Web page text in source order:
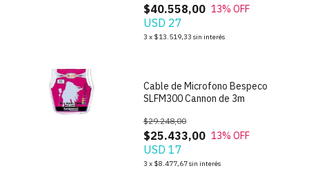
$40.558,00 13% OFF
USD 27
3 x $13.519,33 sin interés
Cable de Microfono Bespeco
SLFM300 Cannon de 3m
$25.433,00
$29.248,00
13% OFF
USD 17
3 x $8.477,67sin interés